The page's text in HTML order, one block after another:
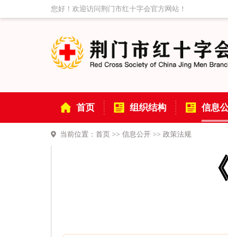
您好！欢迎访问荆门市红十字会官方网站！
首页 组织结构 信息
当前位置： 首页 >> 信息公开 >> 政策法规